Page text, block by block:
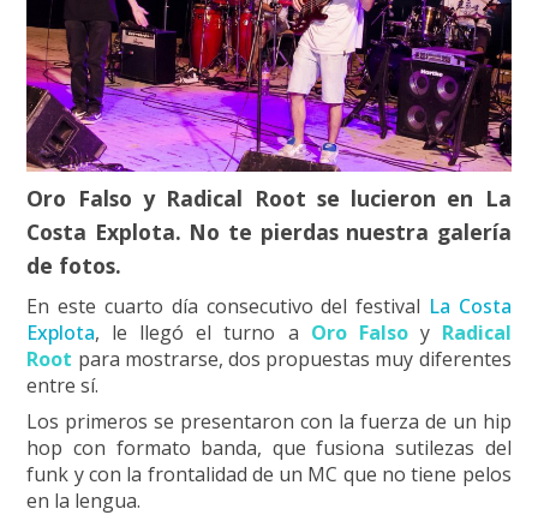
Oro Falso y Radical Root se lucieron en La
Costa Explota. No te pierdas nuestra galería
de fotos.
En este cuarto día consecutivo del festival La Costa
Explota, le llegó el turno a Oro Falso y Radical
Root para mostrarse, dos propuestas muy diferentes
entre sí.
Los primeros se presentaron con la fuerza de un hip
hop con formato banda, que fusiona sutilezas del
funk y con la frontalidad de un MC que no tiene pelos
en la lengua.